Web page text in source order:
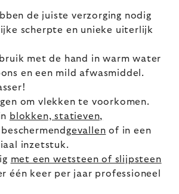
de juiste verzorging nodig
scherpte en unieke uiterlijk
met de hand in warm water
en een mild afwasmiddel.
om vlekken te voorkomen.
blokken, statieven,
beschermend gevallen of in een
inzetstuk.
met een wetsteen of slijpsteen
één keer per jaar professioneel